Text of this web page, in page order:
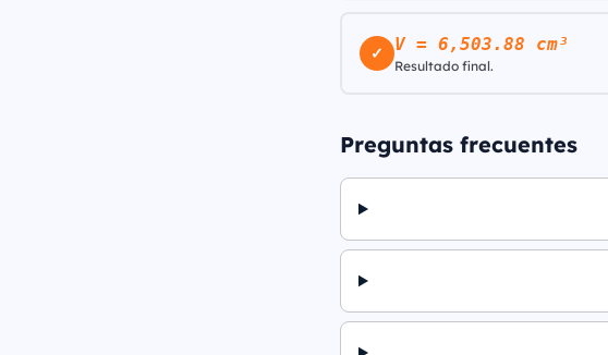
✓ V = 6,503.88 cm³
Resultado final.
Preguntas frecuentes